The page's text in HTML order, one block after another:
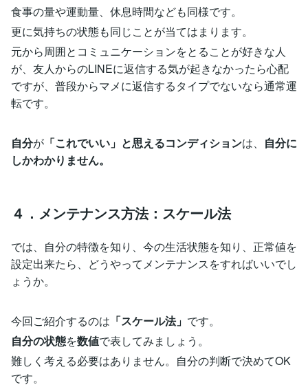
食事の量や運動量、休息時間なども同様です。
更に気持ちの状態も同じことが当てはまります。
元から周囲とコミュニケーションをとることが好きな人
が、友人からのLINEに返信する気が起きなかったら心配
ですが、普段からマメに返信するタイプでないなら通常運
転です。
自分が 「これでいい」と思えるコンディションは、 自分に
しかわかりません。
４．メンテナンス方法：スケール法
では、自分の特徴を知り、今の生活状態を知り、正常値を
設定出来たら、どうやってメンテナンスをすればいいでし
ょうか。
今回ご紹介するのは 「スケール法」 です。
自分の状態を数値で表してみましょう。
難しく考える必要はありません。自分の判断で決めてOK
です。